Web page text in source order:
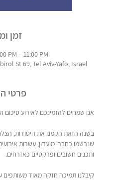
זמן
PM – 11:00 PM
St 69, Tel Aviv-Yafo, Israel
פרטי
בשנה הזאת הקמנו את היסודות,
שנרשמו כחברי מועדון, עשרות
קיבלנו תמיכה חזקה מאוד משותפים